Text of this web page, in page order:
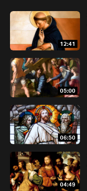
12:41
05:00
06:50
04:49